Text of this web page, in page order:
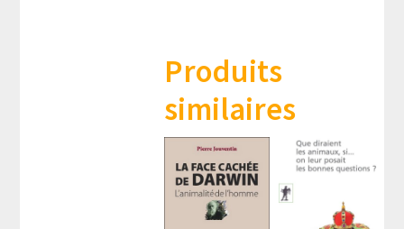
Produits
similaires